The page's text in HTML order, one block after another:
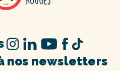
nos newsletters